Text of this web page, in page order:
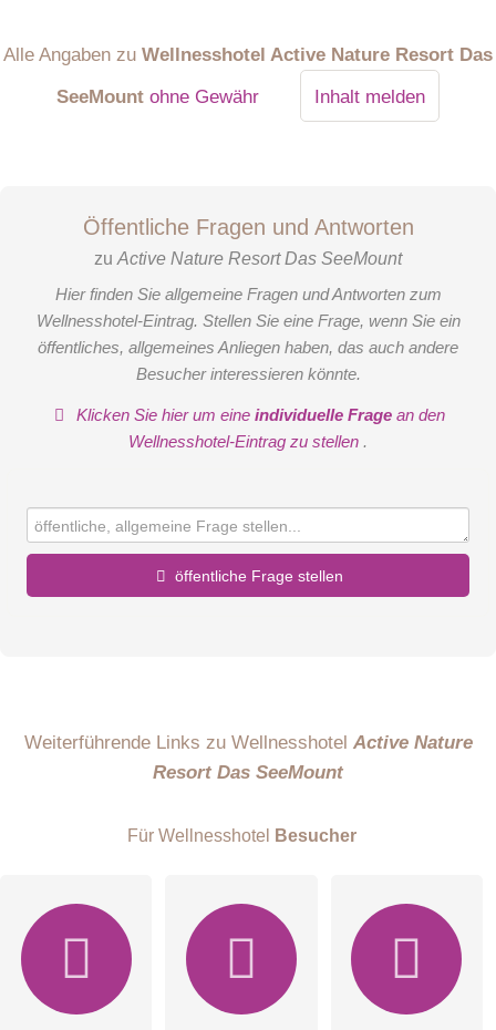
Alle Angaben zu Wellnesshotel Active Nature Resort Das
SeeMount ohne Gewähr Inhalt melden
Öffentliche Fragen und Antworten
zu Active Nature Resort Das SeeMount
Hier finden Sie allgemeine Fragen und Antworten zum
Wellnesshotel-Eintrag. Stellen Sie eine Frage, wenn Sie ein
öffentliches, allgemeines Anliegen haben, das auch andere
Besucher interessieren könnte.
Klicken Sie hier um eineindividuelle Frage an den
Wellnesshotel-Eintrag zu stellen .
öffentliche Frage stellen
Weiterführende Links zu Wellnesshotel Active Nature
Resort Das SeeMount
Für Wellnesshotel Besucher